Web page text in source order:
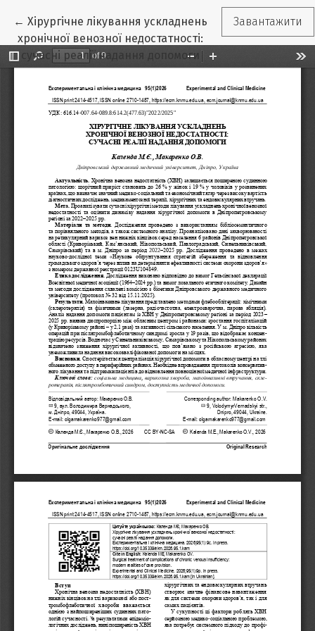
←Повернутися до подробиць статті
Хірургічне лікування ускладнень
хронічної венозної недостатності:
сучасні реалії надання допомоги
Завантажити